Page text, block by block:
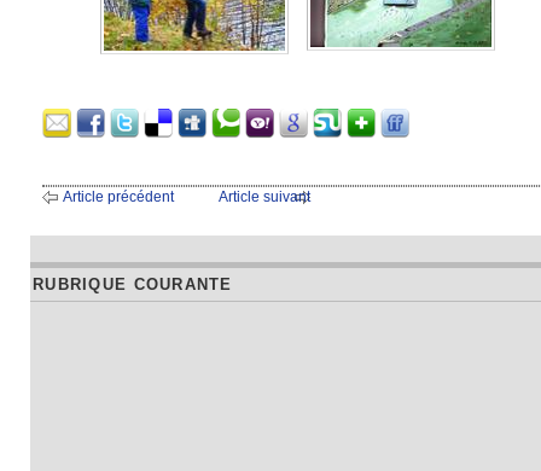
Article précédent Article suivant
RUBRIQUE COURANTE